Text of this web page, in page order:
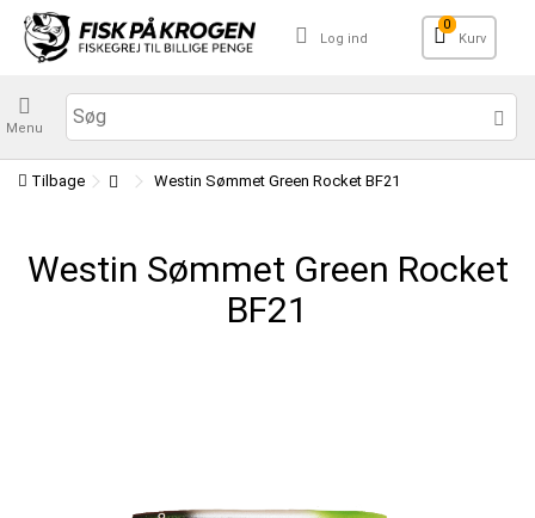
Log ind
0
Kurv
Menu
Tilbage Westin Sømmet Green Rocket BF21
Westin Sømmet Green Rocket
BF21